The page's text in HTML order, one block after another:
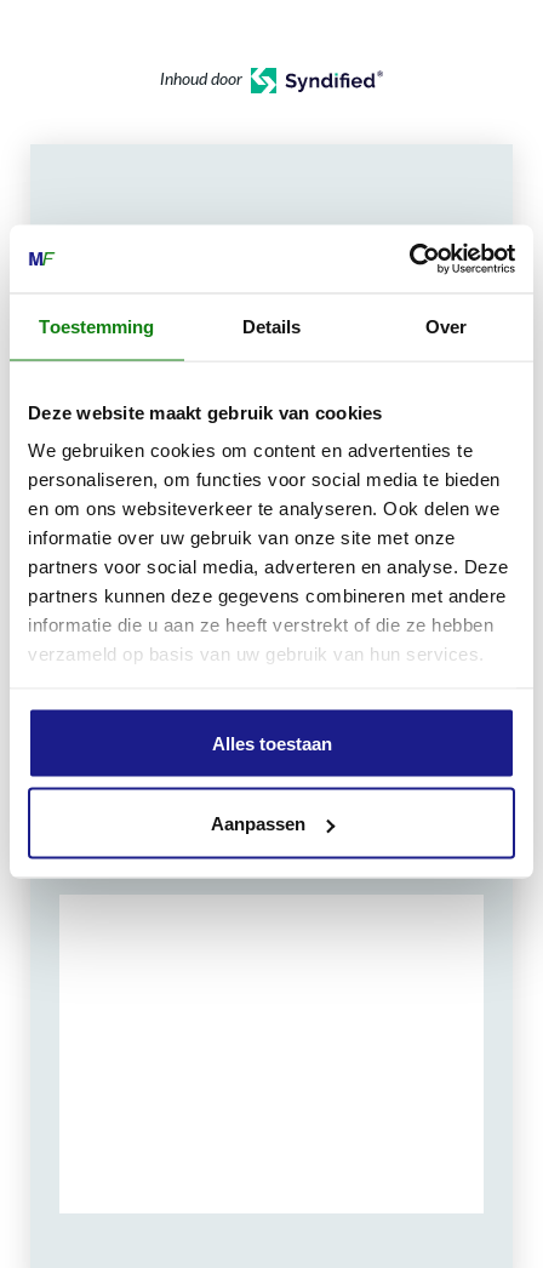
Toestemming Details Over
Deze website maakt gebruik van cookies
We gebruiken cookies om content en advertenties te
personaliseren, om functies voor social media te bieden
en om ons websiteverkeer te analyseren. Ook delen we
informatie over uw gebruik van onze site met onze
partners voor social media, adverteren en analyse. Deze
partners kunnen deze gegevens combineren met andere
informatie die u aan ze heeft verstrekt of die ze hebben
verzameld op basis van uw gebruik van hun services.
Alles toestaan
Aanpassen
Inhoud door
8801 RD Franeker
info@mechanisatiefraneker.nl
Bij storing:06-83139573
OPENINGSTIJDEN
Zaterdag: 09:00 - 12:00
Zondag: gesloten
Routebeschrijving